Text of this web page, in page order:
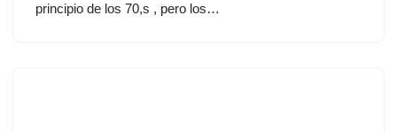
principio de los 70,s , pero los…